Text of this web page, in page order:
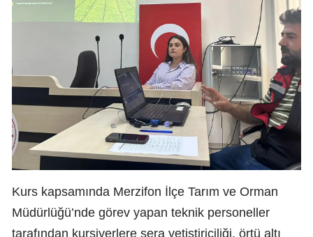
Kurs kapsamında Merzifon İlçe Tarım ve Orman
Müdürlüğü’nde görev yapan teknik personeller
tarafından kursiyerlere sera yetiştiriciliği, örtü altı